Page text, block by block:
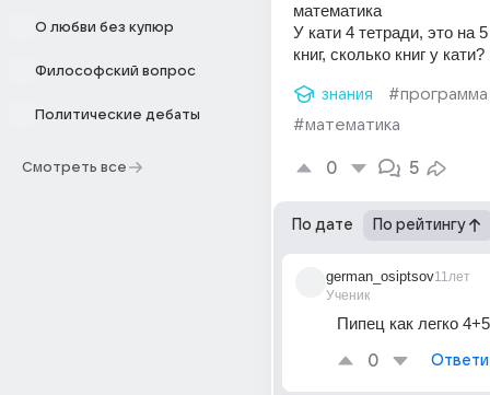
О любви без купюр
Философский вопрос
Политические дебаты
Смотреть все
математика
У кати 4 тетради, это на
книг, сколько книг у кати?
знания
#программа
#математика
0 5
По дате По рейтингу
german_osiptsov
Ученик
11лет
Пипец как легко
0